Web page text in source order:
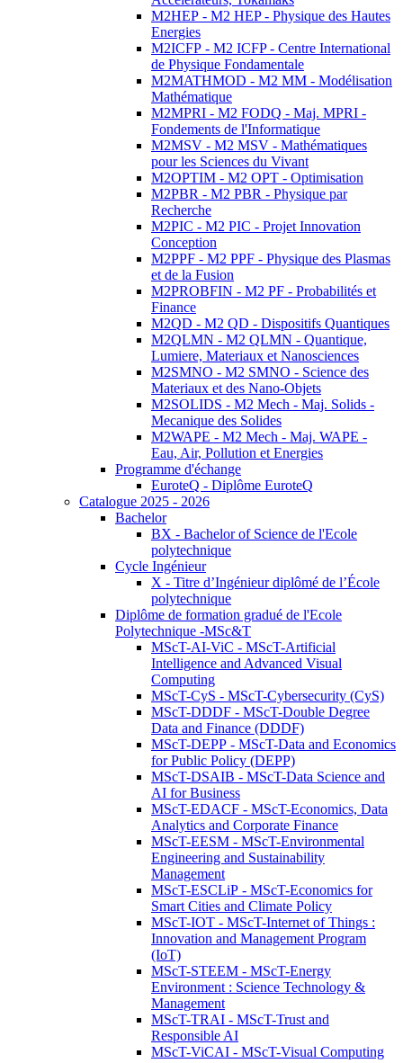
M2HEP - M2 HEP - Physique des Hautes
Energies
M2ICFP - M2 ICFP - Centre International
de Physique Fondamentale
M2MATHMOD - M2 MM - Modélisation
Mathématique
M2MPRI - M2 FODQ - Maj. MPRI -
Fondements de l'Informatique
M2MSV - M2 MSV - Mathématiques
pour les Sciences du Vivant
M2OPTIM - M2 OPT - Optimisation
M2PBR - M2 PBR - Physique par
Recherche
M2PIC - M2 PIC - Projet Innovation
Conception
M2PPF - M2 PPF - Physique des Plasmas
et de la Fusion
M2PROBFIN - M2 PF - Probabilités et
Finance
M2QD - M2 QD - Dispositifs Quantiques
M2QLMN - M2 QLMN - Quantique,
Lumiere, Materiaux et Nanosciences
M2SMNO - M2 SMNO - Science des
Materiaux et des Nano-Objets
M2SOLIDS - M2 Mech - Maj. Solids -
Mecanique des Solides
M2WAPE - M2 Mech - Maj. WAPE -
Eau, Air, Pollution et Energies
Programme d'échange
EuroteQ - Diplôme EuroteQ
Catalogue 2025 - 2026
Bachelor
BX - Bachelor of Science de l'Ecole
polytechnique
Cycle Ingénieur
X - Titre d’Ingénieur diplômé de l’École
polytechnique
Diplôme de formation gradué de l'Ecole
Polytechnique -MSc&T
MScT-AI-ViC - MScT-Artificial
Intelligence and Advanced Visual
Computing
MScT-CyS - MScT-Cybersecurity (CyS)
MScT-DDDF - MScT-Double Degree
Data and Finance (DDDF)
MScT-DEPP - MScT-Data and Economics
for Public Policy (DEPP)
MScT-DSAIB - MScT-Data Science and
AI for Business
MScT-EDACF - MScT-Economics, Data
Analytics and Corporate Finance
MScT-EESM - MScT-Environmental
Engineering and Sustainability
Management
MScT-ESCLiP - MScT-Economics for
Smart Cities and Climate Policy
MScT-IOT - MScT-Internet of Things :
Innovation and Management Program
(IoT)
MScT-STEEM - MScT-Energy
Environment : Science Technology &
Management
MScT-TRAI - MScT-Trust and
Responsible AI
MScT-ViCAI - MScT-Visual Computing